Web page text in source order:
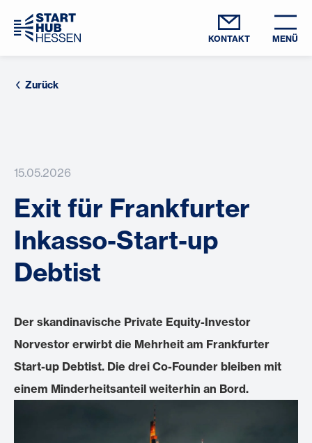
KONTAKT MENÜ
Zurück
15.05.2026
Exit für Frankfurter
Inkasso-Start-up
Debtist
Der skandinavische Private Equity-Investor
Norvestor erwirbt die Mehrheit am Frankfurter
Start-up Debtist. Die drei Co-Founder bleiben mit
einem Minderheitsanteil weiterhin an Bord.